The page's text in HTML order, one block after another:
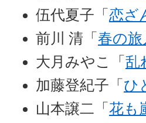
伍代夏子「 恋ざ
前川 清「 春の旅
大月みやこ「 乱
加藤登紀子「 ひ
山本譲二「 花も